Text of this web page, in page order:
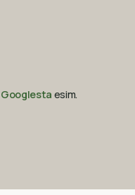
Googlesta esim.